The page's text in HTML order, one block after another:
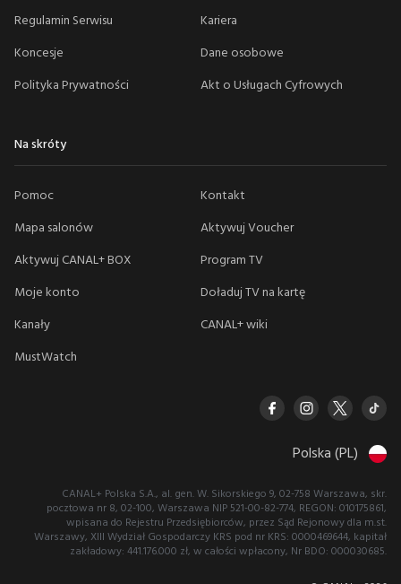
Regulamin Serwisu
Kariera
Koncesje
Dane osobowe
Polityka Prywatności
Akt o Usługach Cyfrowych
Na skróty
Pomoc
Kontakt
Mapa salonów
Aktywuj Voucher
Aktywuj CANAL+ BOX
Program TV
Moje konto
Doładuj TV na kartę
Kanały
CANAL+ wiki
MustWatch
Polska (PL)
CANAL+ Polska S.A., al. gen. W. Sikorskiego 9, 02-758 Warszawa, skr.
pocztowa nr 8, 02-100, Warszawa NIP 521-00-82-774, REGON: 010175861,
wpisana do Rejestru Przedsiębiorców, przez Sąd Rejonowy dla m.st.
Warszawy, XIII Wydział Gospodarczy KRS pod nr KRS: 0000469644, kapitał
zakładowy: 441.176.000 zł, w całości wpłacony, Nr BDO: 000030685.